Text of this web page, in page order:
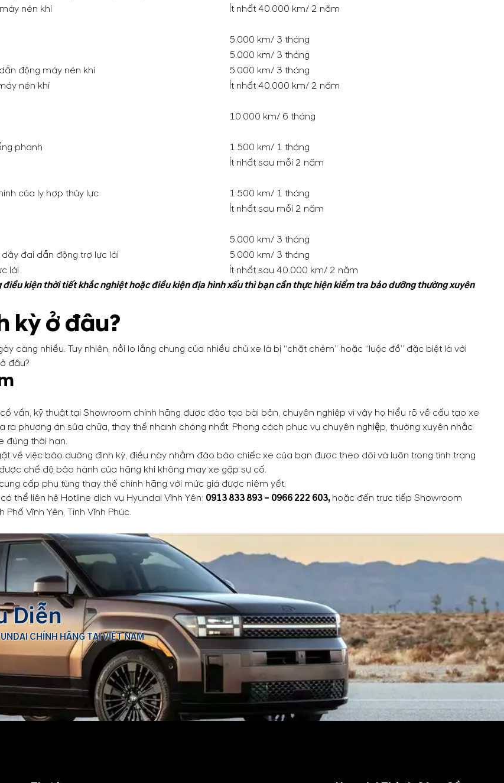
nén khí
Ít nhất 40.000 km/ 2 năm
5.000 km/ 3 tháng
5.000 km/ 3 tháng
động máy nén khí
5.000 km/ 3 tháng
nén khí
Ít nhất 40.000 km/ 2 năm
10.000 km/ 6 tháng
phanh
1.500 km/ 1 tháng
Ít nhất sau mỗi 2 năm
của ly hợp thủy lực
1.500 km/ 1 tháng
Ít nhất sau mỗi 2 năm
5.000 km/ 3 tháng
đai dẫn động trợ lực lái
5.000 km/ 3 tháng
lái
Ít nhất sau 40.000 km/ 2 năm
kiện thời tiết khắc nghiệt hoặc điều kiện địa hình xấu thì bạn cần thực hiện kiểm tra bảo dưỡng thường xuyên
kỳ ở đâu?
càng nhiều. Tuy nhiên, nỗi lo lắng chung của nhiều chủ xe là bị “chặt chém” hoặc “luộc đồ” đặc biệt là với
đâu?
vấn, kỹ thuật tại Showroom chính hãng được đào tạo bài bản, chuyên nghiệp vì vậy họ hiểu rõ về cấu tạo xe
ra phương án sửa chữa, thay thế nhanh chóng nhất. Phong cách phục vụ chuyên nghiệp, thường xuyên nhắc
đúng thời hạn.
về việc bảo dưỡng định kỳ, điều này nhằm đảo bảo chiếc xe của bạn được theo dõi và luôn trong tình trạng
chế độ bảo hành của hãng khi không may xe gặp sự cố.
cấp phụ tùng thay thế chính hãng với mức giá được niêm yết.
thể liên hệ Hotline dịch vụ Hyundai Vĩnh Yên: 0913 833 893 – 0966 222 603, hoặc đến trực tiếp Showroom
Vĩnh Yên, Tỉnh Vĩnh Phúc.
Diễn
CHÍNH HÃNG TẠI VIỆT NAM